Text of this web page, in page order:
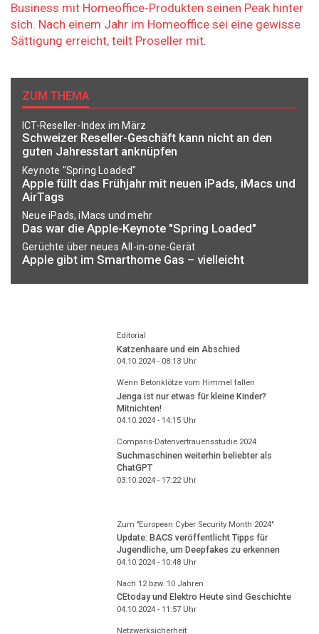
Business mit Homeoffice-Produkten seinen Peak hinter
sich. Nach einem Jahr im Homeoffice sei eine gewisse
Sättigung erreicht, teilt Proseller mit.
ZUM THEMA
ICT-Reseller-Index im März
Schweizer Reseller-Geschäft kann nicht an den
guten Jahresstart anknüpfen
Keynote "Spring Loaded"
Apple füllt das Frühjahr mit neuen iPads, iMacs und
AirTags
Neue iPads, iMacs und mehr
Das war die Apple-Keynote "Spring Loaded"
Gerüchte über neues All-in-one-Gerät
Apple gibt im Smarthome Gas – vielleicht
Editorial
Katzenhaare und ein Abschied
04.10.2024 - 08:13Uhr
Wenn Betonklötze vom Himmel fallen
Jenga ist nur etwas für kleine Kinder?
Mitnichten!
04.10.2024 - 14:15Uhr
Comparis-Datenvertrauensstudie 2024
Suchmaschinen weiterhin beliebter als
ChatGPT
03.10.2024 - 17:22Uhr
Zum "European Cyber Security Month 2024"
Update: BACS veröffentlicht Tipps für
Jugendliche, um Deepfakes zu erkennen
04.10.2024 - 10:48Uhr
Nach 12 bzw. 10 Jahren
CEtoday und Elektro Heute sind Geschichte
04.10.2024 - 11:57Uhr
Netzwerksicherheit